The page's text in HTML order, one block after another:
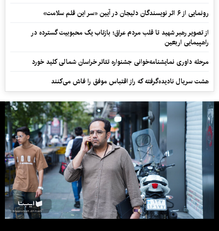
رونمایی از ۶ اثر نویسندگان دلیجان در آیین «سر این قلم سلامت»
از تصویر رهبر شهید تا قلب مردم عراق؛ بازتاب یک محبوبیت گسترده در
راهپیمایی اربعین
مرحله داوری نمایشنامه‌خوانی جشنواره تئاتر خراسان شمالی کلید خورد
هشت سریال نادیده‌گرفته که راز اقتباس موفق را فاش می‌کنند